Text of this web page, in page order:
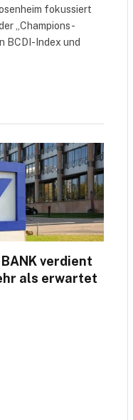
fokussiert
„Champions-
BCDI-Index und
BANK verdient
als erwartet